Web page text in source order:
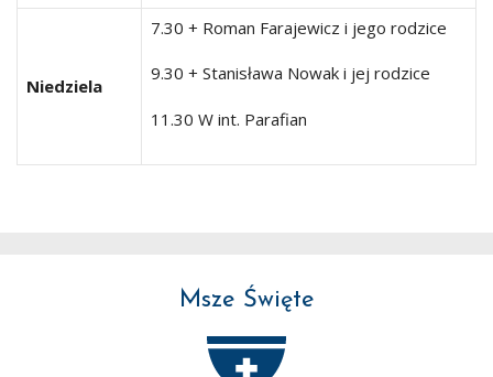
Niedziela
7.30 + Roman Farajewicz i jego rodzice
9.30 + Stanisława Nowak i jej rodzice
11.30 W int. Parafian
Msze Święte